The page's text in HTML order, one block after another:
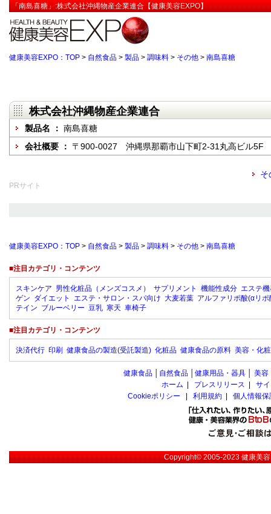
「南島喜糖」:株式会社沖縄物産企業連合【健康美容EXPO】
健康美容EXPO：TOP > 自然食品 > 製品 > 調味料 > その他 > 南島喜糖
株式会社沖縄物産企業連合
製品名 ： 南島喜糖
会社概要 ： 〒900-0027 沖縄県那覇市山下町2-31丸高ビル5F
そ
PRサイト
健康美容EXPO：TOP > 自然食品 > 製品 > 調味料 > その他 > 南島喜糖
■注目カテゴリ・コンテンツ
スキンケア 男性化粧品（メンズコスメ） サプリメント 機能性成分 エステ
ゲン ダイエット エステ・サロン・スパ向け 大麦若葉 アルファリポ酸(αリポ
テイン ブルーベリー 豆乳 寒天 車椅子
■注目カテゴリ・コンテンツ
決済代行 印刷 健康食品の製造(受託製造) 化粧品 健康食品の原料 美容・化
健康食品 自然食品 健康用品・器具 美容
ホーム
プレスリリース
サ
Cookieポリシー
利用規約 個人情報
Copyright© 2005-2023健康美